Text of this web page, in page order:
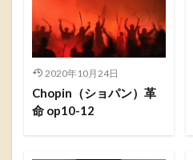
2020年10月24日
Chopin（ショパン）革
命 op10-12